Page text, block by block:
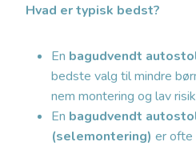
Hvad er typisk bedst?
En bagudvendt
bedste valg til mindre
nem montering og lav
En bagudvendt
(selemontering) er ofte